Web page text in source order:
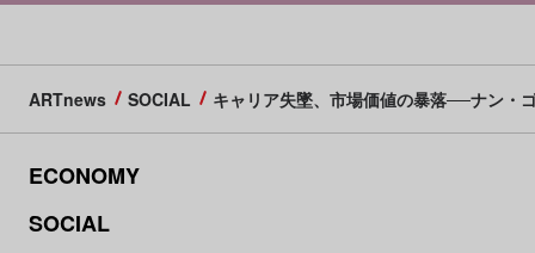
ARTnews SOCIAL キャリア失墜、市場価値の暴落──ナン・
ECONOMY
SOCIAL